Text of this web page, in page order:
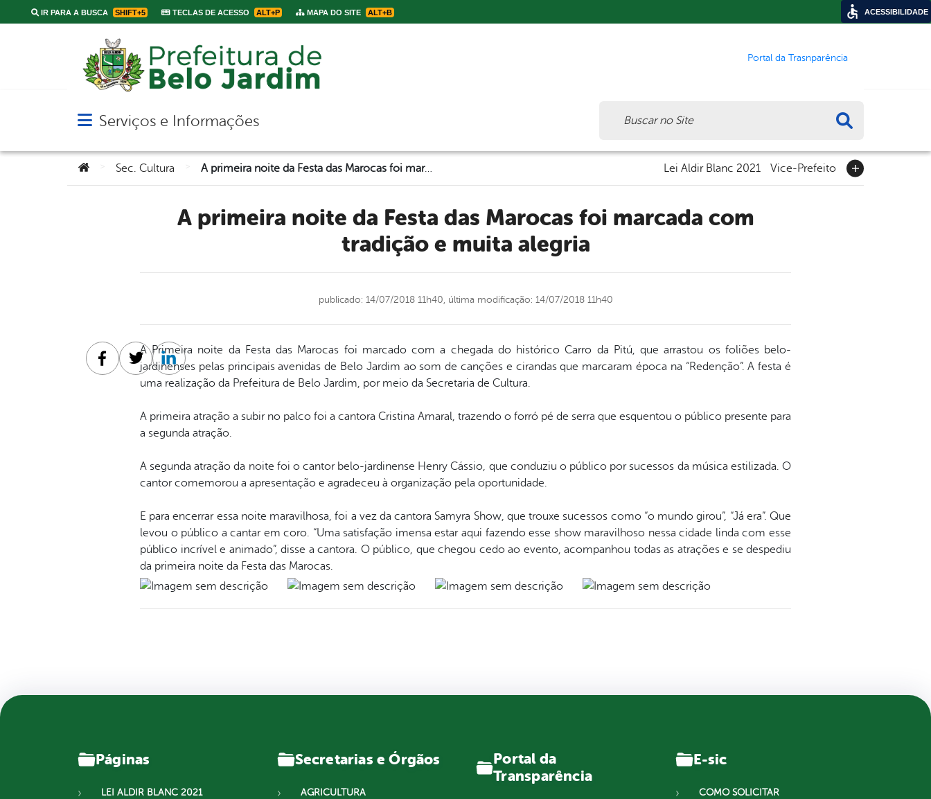
IR PARA A BUSCA SHIFT+5 TECLAS DE ACESSO ALT+P MAPA DO SITE ALT+B
Portal da Trasnparência
Abrir menu principal de navegação
Serviços e Informações
Você está aqui:
Sec. Cultura A primeira noite da Festa das Marocas foi marcada com tradição e muita alegria Lei Aldir Blanc 2021 Vice-Prefeito
A primeira noite da Festa das Marocas foi marcada com
tradição e muita alegria
publicado: 14/07/2018 11h40, última modificação: 14/07/2018 11h40
A Primeira noite da Festa das Marocas foi marcado com a chegada do histórico Carro da Pitú, que arrastou os foliões belo-
jardinenses pelas principais avenidas de Belo Jardim ao som de canções e cirandas que marcaram época na “Redenção”. A festa é
uma realização da Prefeitura de Belo Jardim, por meio da Secretaria de Cultura.
A primeira atração a subir no palco foi a cantora Cristina Amaral, trazendo o forró pé de serra que esquentou o público presente para
a segunda atração.
A segunda atração da noite foi o cantor belo-jardinense Henry Cássio, que conduziu o público por sucessos da música estilizada. O
cantor comemorou a apresentação e agradeceu à organização pela oportunidade.
E para encerrar essa noite maravilhosa, foi a vez da cantora Samyra Show, que trouxe sucessos como “o mundo girou”, “Já era”. Que
levou o público a cantar em coro. “Uma satisfação imensa estar aqui fazendo esse show maravilhoso nessa cidade linda com esse
público incrível e animado”, disse a cantora. O público, que chegou cedo ao evento, acompanhou todas as atrações e se despediu
da primeira noite da Festa das Marocas.
Facebook
TwitterLinkedin
Páginas
LEI ALDIR BLANC 2021
Secretarias e Órgãos
AGRICULTURA
Portal da
Transparência
E-sic
COMO SOLICITAR
ACESSIBILIDADE